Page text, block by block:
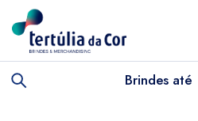
Brindes até